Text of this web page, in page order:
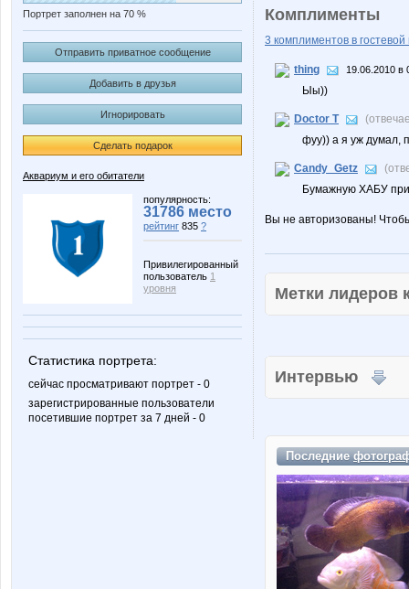
Портрет заполнен на 70 %
Отправить приватное сообщение
Добавить в друзья
Игнорировать
Сделать подарок
Аквариум и его обитатели
популярность:
31786 место
рейтинг 835 ?
Привилегированный
пользователь 1
уровня
Статистика портрета:
сейчас просматривают портрет - 0
зарегистрированные пользователи
посетившие портрет за 7 дней - 0
Комплименты
3 комплиментов в гостевой
thing 19.06.2010 в
Ыы))
Doctor T
фуу)) а я уж думал,
Candy_Getz
Бумажную ХАБУ
Вы не авторизованы!
Метки
Интервью
Последние